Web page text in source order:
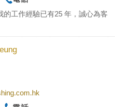
的工作經驗已有25 年，誠心為客